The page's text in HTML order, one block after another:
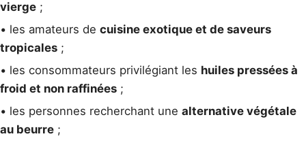
vierge ;
• les amateurs de cuisine exotique et de saveurs
tropicales ;
• les consommateurs privilégiant les huiles pressées à
froid et non raffinées ;
• les personnes recherchant une alternative végétale
au beurre ;